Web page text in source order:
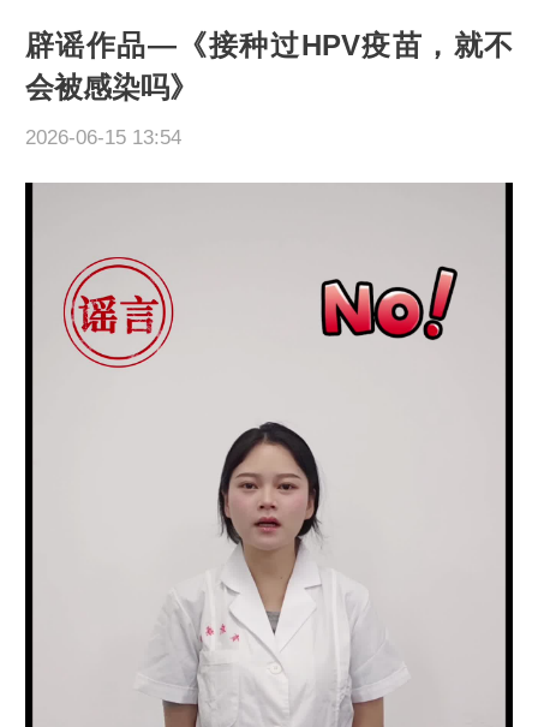
辟谣作品—《接种过HPV疫苗，就不
会被感染吗》
2026-06-15 13:54